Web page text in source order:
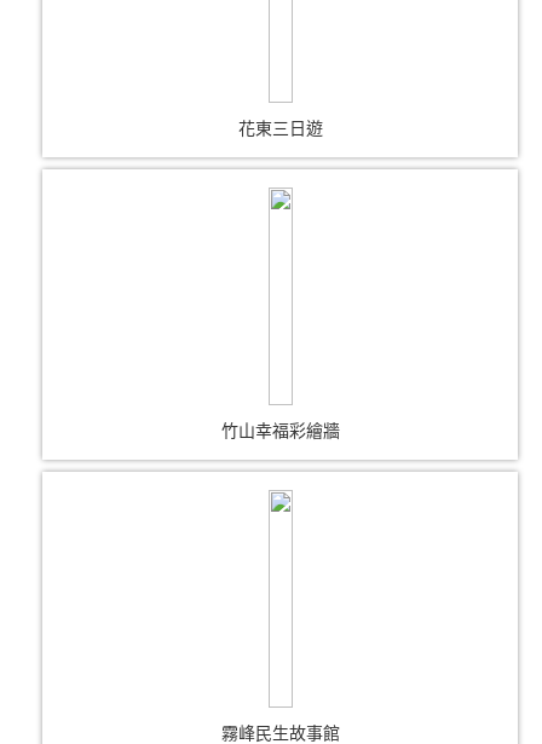
花東三日遊
竹山幸福彩繪牆
霧峰民生故事館